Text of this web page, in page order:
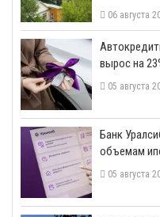
06 августа
вырос на
05 августа
​Банк
объемам
05 августа